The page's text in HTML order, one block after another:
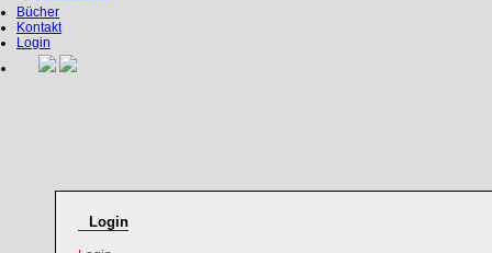
Bücher
Kontakt
Login
Login